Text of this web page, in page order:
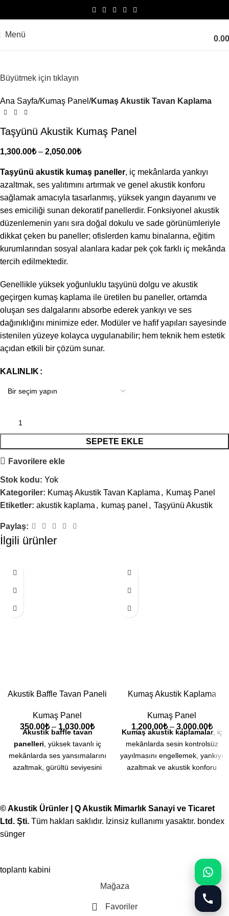
Menü 0.00
Büyütmek için tıklayın
Ana Sayfa Kumaş Panel Kumaş Akustik Tavan Kaplama
Taşyünü Akustik Kumaş Panel
1,300.00₺ – 2,050.00₺
Taşyünü akustik kumaş paneller, iç mekânlarda yankıyı
azaltmak, ses yalıtımını artırmak ve genel akustik konforu
sağlamak amacıyla tasarlanmış, yüksek yangın dayanımı ve
ses emiciliği sunan dekoratif panellerdir. Fonksiyonel akustik
düzenlemenin yanı sıra doğal dokulu ve sade görünümleriyle
dikkat çeken bu paneller; ofislerden kamu binalarına, eğitim
kurumlarından sosyal alanlara kadar pek çok farklı iç mekânda
tercih edilmektedir.
Genellikle yüksek yoğunluklu taşyünü dolgu ve akustik
geçirgen kumaş kaplama ile üretilen bu paneller, ortamda
oluşan ses dalgalarını absorbe ederek yankıyı ve ses
dağınıklığını minimize eder. Modüler ve hafif yapıları sayesinde
istenilen yüzeye kolayca uygulanabilir; hem teknik hem estetik
açıdan etkili bir çözüm sunar.
KALINLIK
SEPETE EKLE
Favorilere ekle
Stok kodu: Yok
Kategoriler: Kumaş Akustik Tavan Kaplama , Kumaş Panel
Etiketler: akustik kaplama , kumaş panel , Taşyünü Akustik
Paylaş:
İlgili ürünler
Akustik Baffle Tavan Paneli
Kumaş Panel
350.00₺ – 1,030.00₺
Akustik baffle tavan
panelleri , yüksek tavanlı iç
mekânlarda ses yansımalarını
azaltmak, gürültü seviyesini
dikey olarak tavandan sarkıtılan
özel ses yalıtım panelleridir.
Özellikle açık tavan yapılarında
ve geniş alanlarda etkili bir ses
sahip camyünü dolgu ve akustik
geçirgen kumaş kaplama ile
Kumaş Akustik Kaplama
Kumaş Panel
1,200.00₺ – 3,000.00₺
Kumaş akustik kaplamalar, iç
mekânlarda sesin kontrolsüz
yayılmasını engellemek, yankıyı
azaltmak ve akustik konforu
yalıtım çözümleridir. Özellikle
toplantı odaları, ofisler, sınıflar,
ortamı oluşturmak için tercih
Genellikle 95 kg/m³ yoğunluğa
sahip camyünü dolgu ve akustik
geçirgen kumaş kaplama ile
© Akustik Ürünler | Q Akustik Mimarlık Sanayi ve Ticaret
Ltd. Şti. Tüm hakları saklıdır. İzinsiz kullanımı yasaktır. bondex
sünger
toplantı kabini
Mağaza
Favoriler